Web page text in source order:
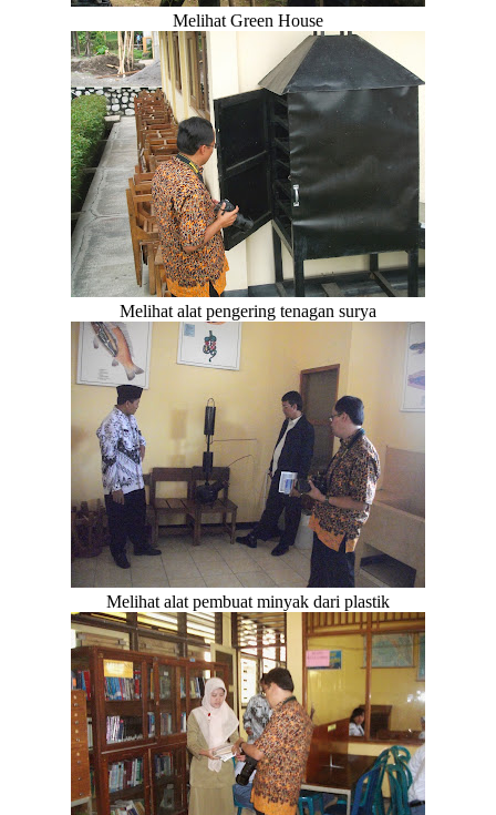
Melihat Green House
Melihat alat pengering tenagan surya
Melihat alat pembuat minyak dari plastik